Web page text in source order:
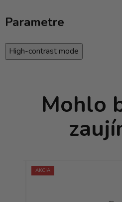
Parametre
High-contrast mode
Mohlo
AKCIA